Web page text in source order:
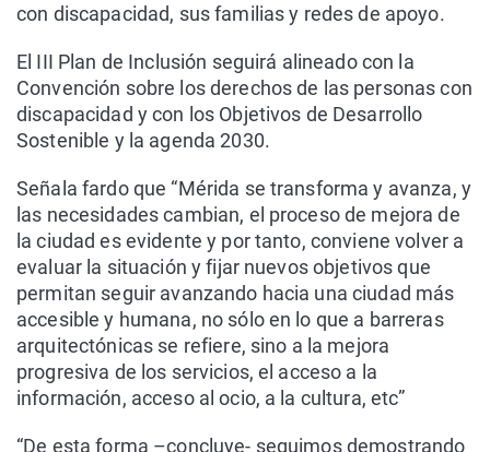
con discapacidad, sus familias y redes de apoyo.
El III Plan de Inclusión seguirá alineado con la
Convención sobre los derechos de las personas con
discapacidad y con los Objetivos de Desarrollo
Sostenible y la agenda 2030.
Señala fardo que “Mérida se transforma y avanza, y
las necesidades cambian, el proceso de mejora de
la ciudad es evidente y por tanto, conviene volver a
evaluar la situación y fijar nuevos objetivos que
permitan seguir avanzando hacia una ciudad más
accesible y humana, no sólo en lo que a barreras
arquitectónicas se refiere, sino a la mejora
progresiva de los servicios, el acceso a la
información, acceso al ocio, a la cultura, etc”
“De esta forma –concluye- seguimos demostrando